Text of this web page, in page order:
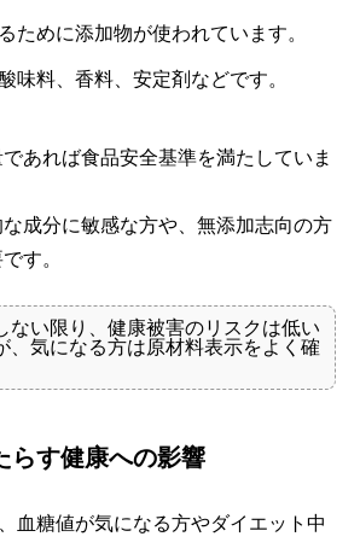
ために添加物が使われています。
味料、香料、安定剤などです。
あれば食品安全基準を満たしていま
成分に敏感な方や、無添加志向の方
す。
ない限り、健康被害のリスクは低い
、気になる方は原材料表示をよく確
らす健康への影響
血糖値が気になる方やダイエット中